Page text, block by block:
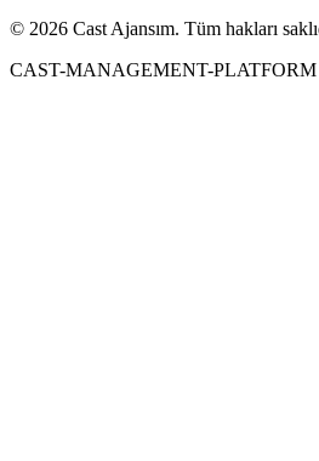
© 2026 Cast Ajansım. Tüm hakları
CAST-MANAGEMENT-PLATFORM